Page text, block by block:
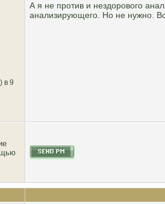
в 9
А я не против и нездорового
анализирующего. Но не нужно.